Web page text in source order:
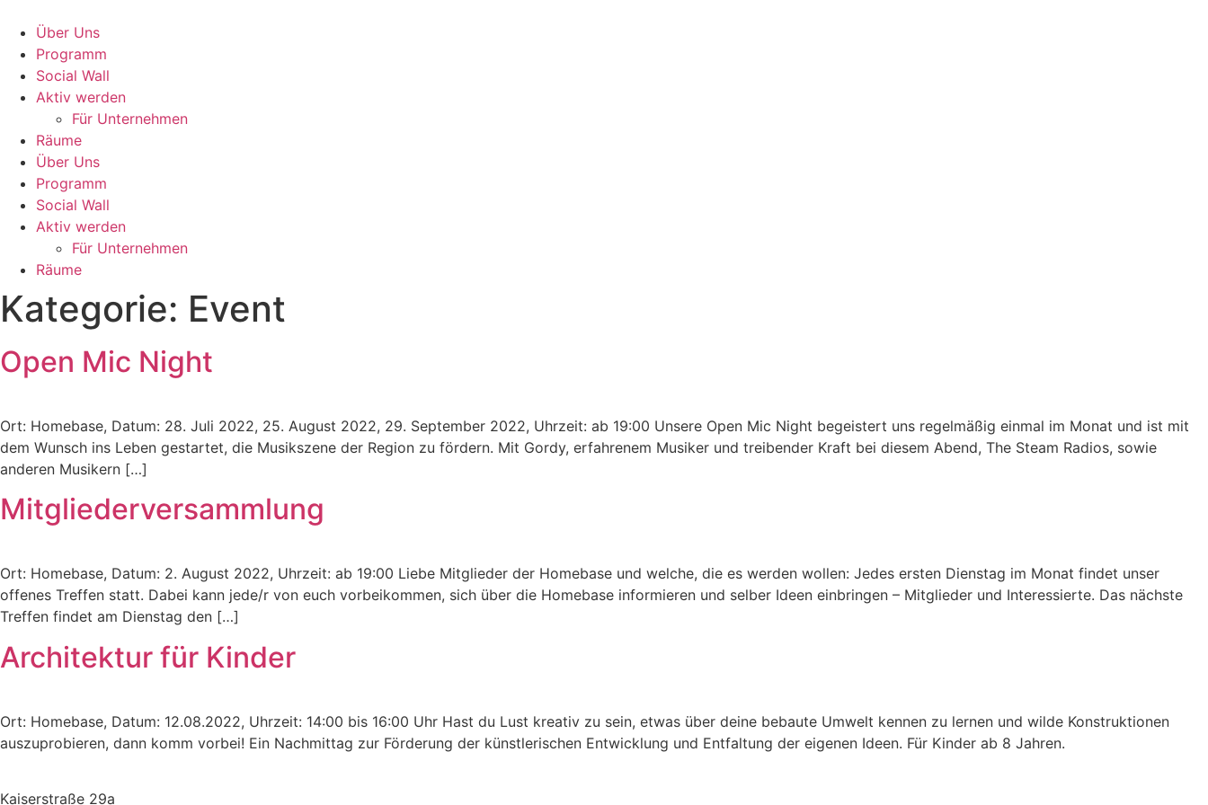
Inhalt
wechseln
Über Uns
Programm
Social Wall
Aktiv werden
Für Unternehmen
Räume
Über Uns
Programm
Social Wall
Aktiv werden
Für Unternehmen
Räume
Kategorie: Event
Open Mic Night
Ort: Homebase, Datum: 28. Juli 2022, 25. August 2022, 29. September 2022, Uhrzeit: ab 19:00 Unsere Open Mic Night begeistert uns regelmäßig einmal im Monat und ist mit
dem Wunsch ins Leben gestartet, die Musikszene der Region zu fördern. Mit Gordy, erfahrenem Musiker und treibender Kraft bei diesem Abend, The Steam Radios, sowie
anderen Musikern […]
Mitgliederversammlung
Ort: Homebase, Datum: 2. August 2022, Uhrzeit: ab 19:00 Liebe Mitglieder der Homebase und welche, die es werden wollen: Jedes ersten Dienstag im Monat findet unser
offenes Treffen statt. Dabei kann jede/r von euch vorbeikommen, sich über die Homebase informieren und selber Ideen einbringen – Mitglieder und Interessierte. Das nächste
Treffen findet am Dienstag den […]
Architektur für Kinder
Ort: Homebase, Datum: 12.08.2022, Uhrzeit: 14:00 bis 16:00 Uhr Hast du Lust kreativ zu sein, etwas über deine bebaute Umwelt kennen zu lernen und wilde Konstruktionen
auszuprobieren, dann komm vorbei! Ein Nachmittag zur Förderung der künstlerischen Entwicklung und Entfaltung der eigenen Ideen. Für Kinder ab 8 Jahren.
Kaiserstraße 29a